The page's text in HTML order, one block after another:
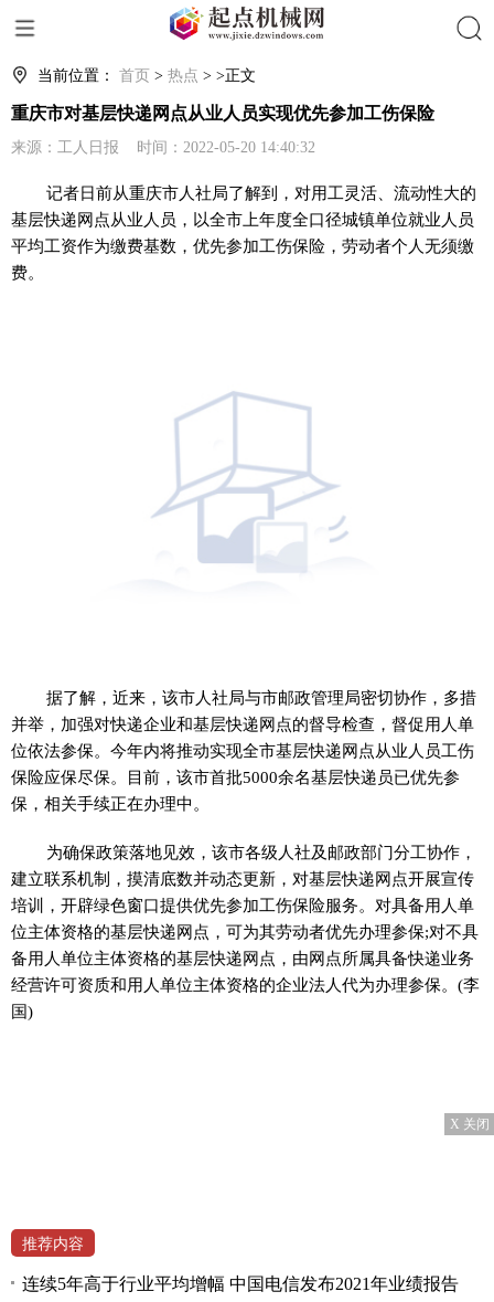
当前位置： 首页 > 热点 > >正文
重庆市对基层快递网点从业人员实现优先参加工伤保险
来源：工人日报 时间：2022-05-20 14:40:32
记者日前从重庆市人社局了解到，对用工灵活、流动性大的
基层快递网点从业人员，以全市上年度全口径城镇单位就业人员
平均工资作为缴费基数，优先参加工伤保险，劳动者个人无须缴
费。
据了解，近来，该市人社局与市邮政管理局密切协作，多措
并举，加强对快递企业和基层快递网点的督导检查，督促用人单
位依法参保。今年内将推动实现全市基层快递网点从业人员工伤
保险应保尽保。目前，该市首批5000余名基层快递员已优先参
保，相关手续正在办理中。
为确保政策落地见效，该市各级人社及邮政部门分工协作，
建立联系机制，摸清底数并动态更新，对基层快递网点开展宣传
培训，开辟绿色窗口提供优先参加工伤保险服务。对具备用人单
位主体资格的基层快递网点，可为其劳动者优先办理参保;对不具
备用人单位主体资格的基层快递网点，由网点所属具备快递业务
经营许可资质和用人单位主体资格的企业法人代为办理参保。(李
国)
X 关闭
推荐内容
连续5年高于行业平均增幅 中国电信发布2021年业绩报告